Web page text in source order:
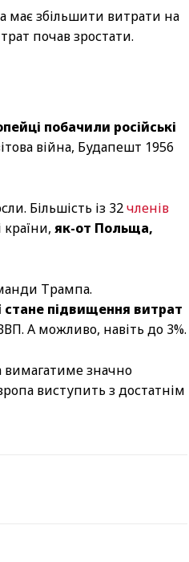
має збільшити витрати на
почав зростати.
побачили російські
війна, Будапешт 1956
Більшість із 32членів
як-от Польща,
Трампа.
стане підвищення витрат
А можливо, навіть до 3%.
вимагатиме значно
виступить з достатнім